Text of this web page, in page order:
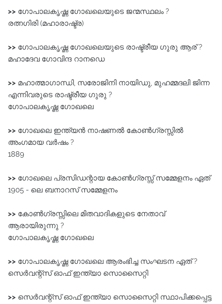
>> ഗോപാലകൃഷ്ണ ഗോഖലെയുടെ ജന്മസ്ഥലം ?
രത്നഗിരി (മഹാരാഷ്ട്ര)
>> ഗോപാലകൃഷ്ണ ഗോഖലെയുടെ രാഷ്ട്രീയ ഗുരു ആര് ?
മഹാദേവ ഗോവിന്ദ റാനഡെ
>> മഹാത്മാഗാന്ധി, സരോജിനി നായിഡു, മുഹമ്മദലി ജിന്ന
എന്നിവരുടെ രാഷ്ട്രീയ ഗുരു ?
ഗോപാലകൃഷ്ണ ഗോഖലെ
>> ഗോഖലെ ഇന്ത്യൻ നാഷണൽ കോൺഗ്രസ്സിൽ
അംഗമായ വർഷം ?
1889
>> ഗോഖലെ പ്രസിഡന്റായ കോൺഗ്രസ്സ്‌ സമ്മേളനം ഏത്
1905 - ലെ ബനാറസ്‌ സമ്മേളനം
>> കോൺഗ്രസ്സിലെ മിതവാദികളുടെ നേതാവ്‌
ആരായിരുന്നു ?
ഗോപാലകൃഷ്ണ ഗോഖലെ
>> ഗോപാലകൃഷ്ണ ഗോഖലെ ആരംഭിച്ച സംഘടന ഏത് ?
സെർവന്റ്‌സ്‌ ഓഫ്‌ ഇന്ത്യാ സൊസൈറ്റി
>> സെർവന്റ്‌സ്‌ ഓഫ്‌ ഇന്ത്യാ സൊസൈറ്റി സ്ഥാപിക്കപ്പെട്ട